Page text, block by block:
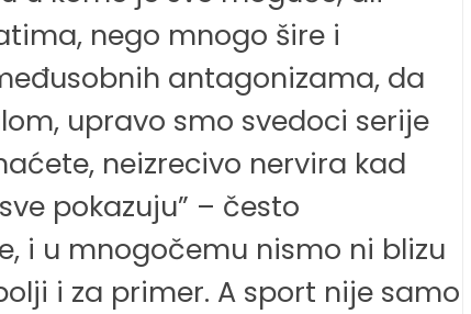
nego mnogo šire i
antagonizama, da
upravo smo svedoci serije
neizrecivo nervira kad
pokazuju” – često
i u mnogočemu nismo ni blizu
i za primer. A sport nije samo